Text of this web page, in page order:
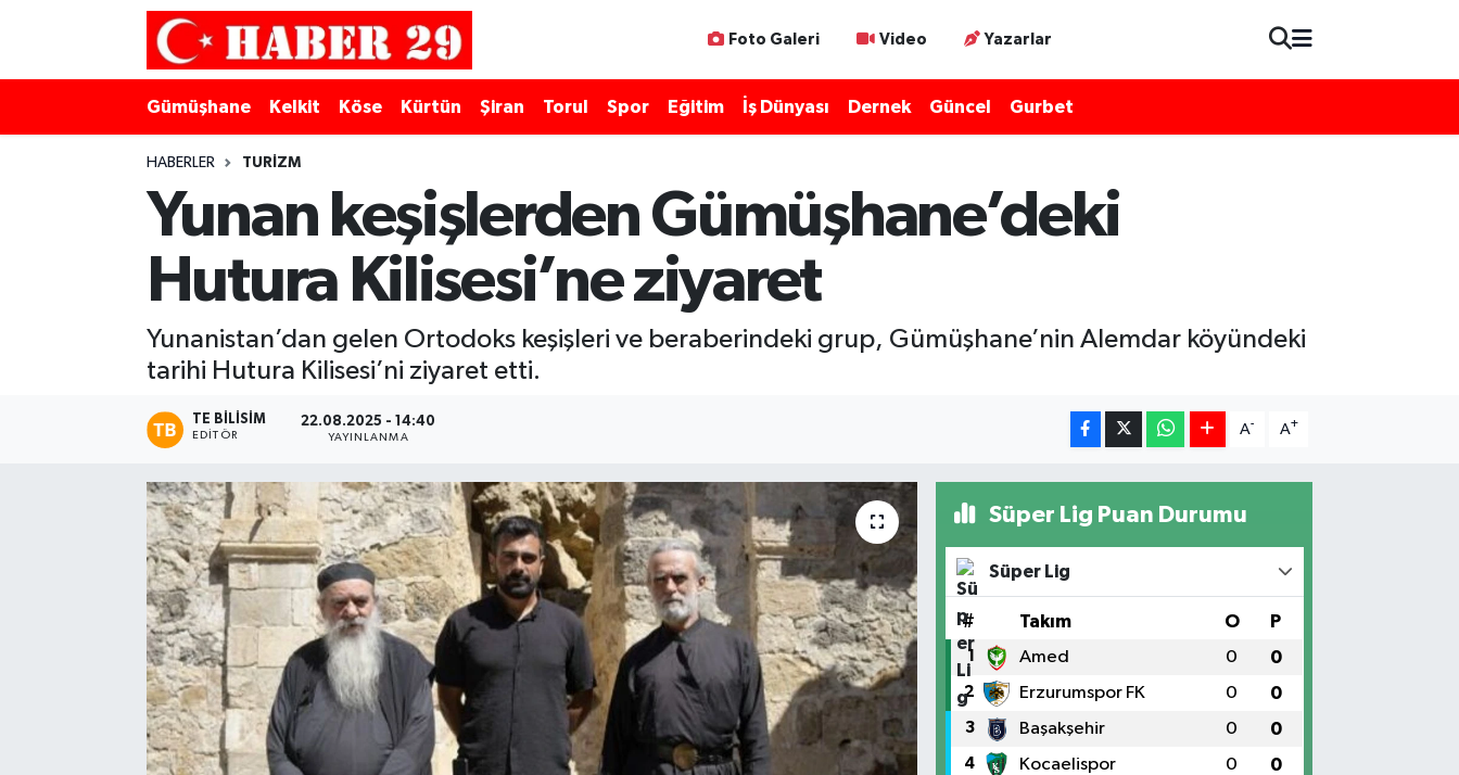
Foto Galeri Video Yazarlar
Gümüşhane Kelkit Köse Kürtün Şiran Torul Spor Eğitim İş Dünyası Dernek Güncel Gurbet
HABERLER TURIZM
Yunan keşişlerden Gümüşhane’deki
Hutura Kilisesi’ne ziyaret
Yunanistan’dan gelen Ortodoks keşişleri ve beraberindeki grup, Gümüşhane’nin Alemdar köyündeki
tarihi Hutura Kilisesi’ni ziyaret etti.
TE BILISIM
EDITÖR
22.08.2025 - 14:40
YAYINLANMA
A- A+
Süper Lig Puan Durumu
Süper Lig
# Takım O P
1 Amed 0 0
2 Erzurumspor FK 0 0
3 Başakşehir 0 0
4 Kocaelispor 0 0
Merkez Hava Durumu
Merkez Trafik Yoğunluk Haritası
Süper Lig Puan Durumu ve Fikstür
Son Dakika Haberleri
Haber Arşivi